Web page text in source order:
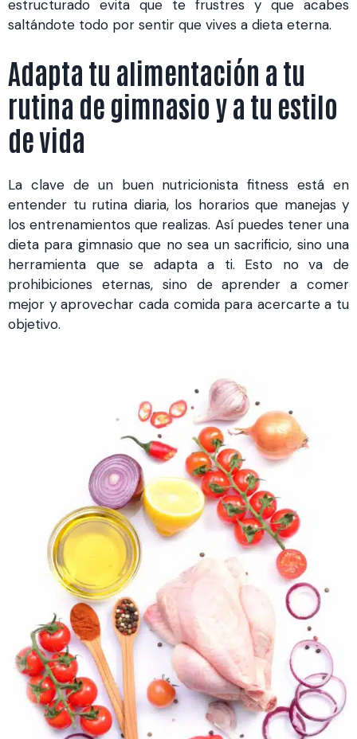
estructurado evita que te frustres y que acabes
saltándote todo por sentir que vives a dieta eterna.
Adapta tu alimentación a tu
rutina de gimnasio y a tu estilo
de vida
La clave de un buen nutricionista fitness está en
entender tu rutina diaria, los horarios que manejas y
los entrenamientos que realizas. Así puedes tener una
dieta para gimnasio que no sea un sacrificio, sino una
herramienta que se adapta a ti. Esto no va de
prohibiciones eternas, sino de aprender a comer
mejor y aprovechar cada comida para acercarte a tu
objetivo.